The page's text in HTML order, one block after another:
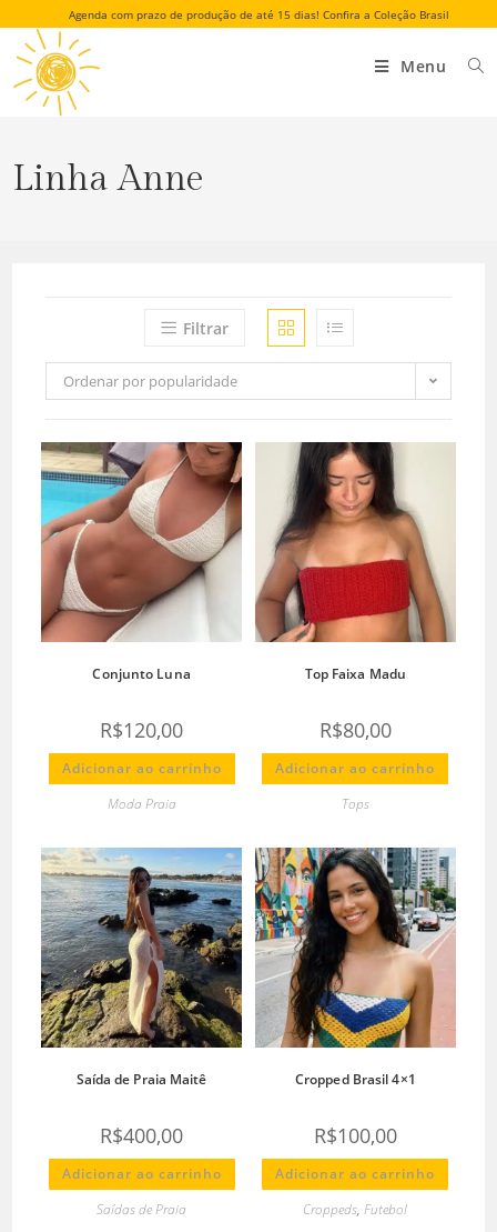
Agenda com prazo de produção de até 15 dias! Confira a Coleção Brasil
Menu
Linha Anne
Filtrar
Ordenar por popularidade
Conjunto Luna
R$120,00
Adicionar ao carrinho
Moda Praia
Top Faixa Madu
R$80,00
Adicionar ao carrinho
Tops
Saída de Praia Maitê
R$400,00
Adicionar ao carrinho
Saídas de Praia
Cropped Brasil 4×1
R$100,00
Adicionar ao carrinho
Croppeds,Futebol